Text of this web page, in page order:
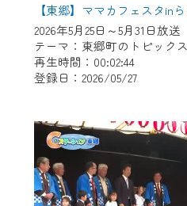
【東郷】ママカフェスタin
2026年5月25日～5月31日放送
テーマ：東郷町のトピックス
再生時間：00:02:44
登録日：2026/05/27